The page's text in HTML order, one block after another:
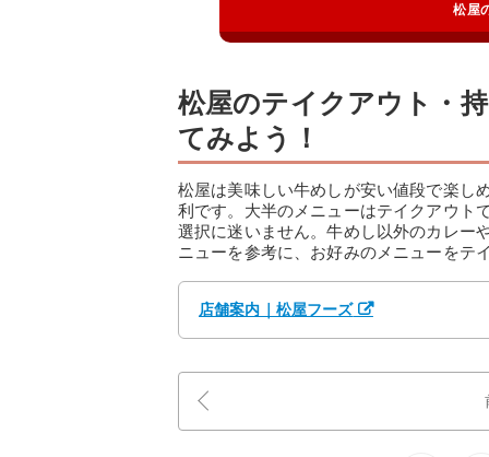
松屋
松屋のテイクアウト・
てみよう！
松屋は美味しい牛めしが安い値段で楽し
利です。大半のメニューはテイクアウト
選択に迷いません。牛めし以外のカレー
ニューを参考に、お好みのメニューをテ
店舗案内｜松屋フーズ